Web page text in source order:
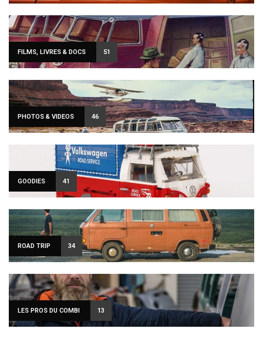
FILMS, LIVRES & DOCS 51
PHOTOS & VIDEOS 46
GOODIES 41
ROAD TRIP 34
LES PROS DU COMBI 13